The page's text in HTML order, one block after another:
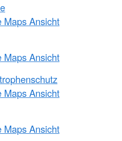
Maps Ansicht
Maps Ansicht
Maps Ansicht
Maps Ansicht